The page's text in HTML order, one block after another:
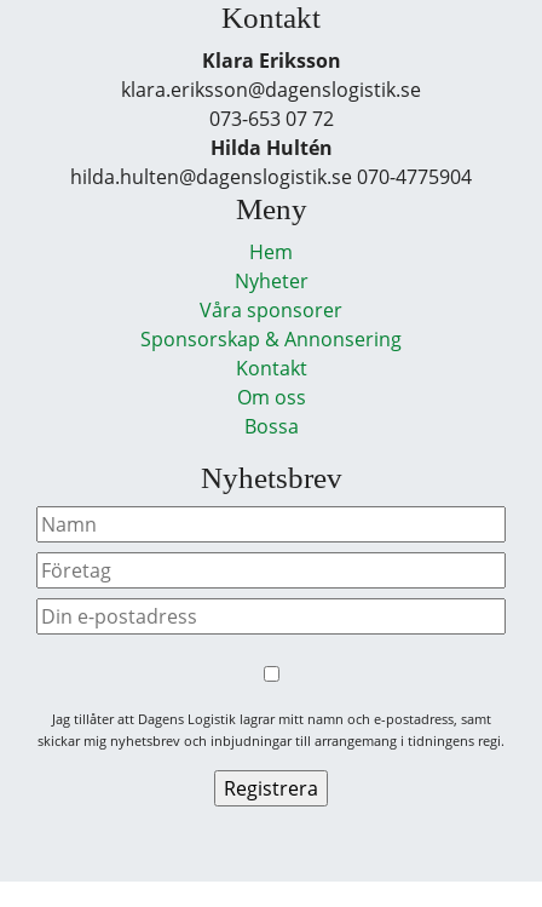
Kontakt
Klara Eriksson
klara.eriksson@dagenslogistik.se
073-653 07 72
Hilda Hultén
hilda.hulten@dagenslogistik.se 070-4775904
Meny
Hem
Nyheter
Våra sponsorer
Sponsorskap & Annonsering
Kontakt
Om oss
Bossa
Nyhetsbrev
Jag tillåter att Dagens Logistik lagrar mitt namn och e-postadress, samt
skickar mig nyhetsbrev och inbjudningar till arrangemang i tidningens regi.